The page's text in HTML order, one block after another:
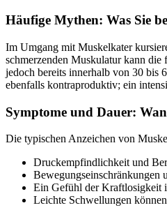
Häufige Mythen: Was Sie
Im Umgang mit Muskelkater
schmerzenden Muskulatur kann die
jedoch bereits innerhalb von 30 bis
ebenfalls kontraproduktiv; ein
Symptome und Dauer:
Die typischen Anzeichen von
Druckempfindlichkeit und
Bewegungseinschränkungen
Ein Gefühl der Kraftlosigkeit
Leichte Schwellungen